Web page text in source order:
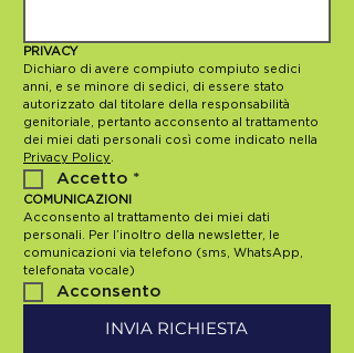
PRIVACY
Dichiaro di avere compiuto compiuto sedici
anni, e se minore di sedici, di essere stato
autorizzato dal titolare della responsabilità
genitoriale, pertanto acconsento al trattamento
Privacy Policy
Accetto *
COMUNICAZIONI
Acconsento al trattamento dei miei dati
personali. Per l’inoltro della newsletter, le
comunicazioni via telefono (sms, WhatsApp,
telefonata vocale)
Acconsento
INVIA RICHIESTA